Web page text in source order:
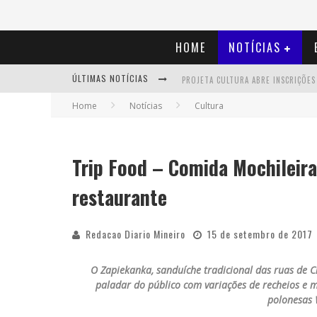
HOME NOTÍCIAS
ÚLTIMAS NOTÍCIAS
Home Notícias Cultura
Trip Food – Comida
restaurante
Redacao Diario Mineiro 15 de setembro de 2017
O Zapiekanka, sanduíche tradicional das ruas de
paladar do público com variações de recheios e
polonesas